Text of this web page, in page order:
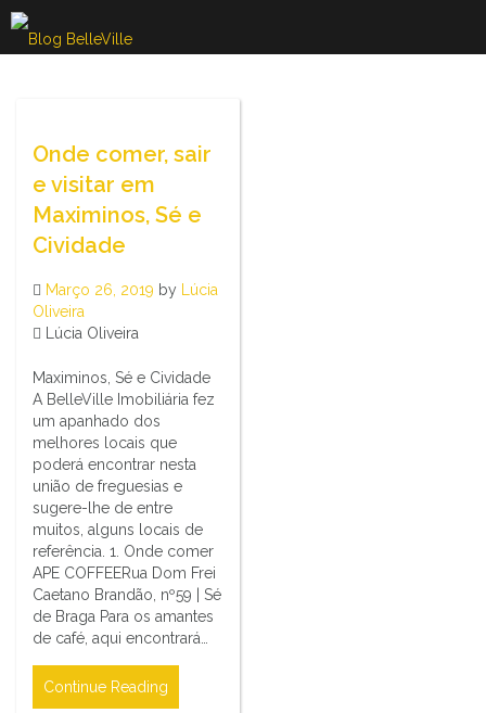
Skip
to
content
Onde comer, sair
e visitar em
Maximinos, Sé e
Cividade
Março 26, 2019 by Lúcia
Oliveira
Lúcia Oliveira
Maximinos, Sé e Cividade
A BelleVille Imobiliária fez
um apanhado dos
melhores locais que
poderá encontrar nesta
união de freguesias e
sugere-lhe de entre
muitos, alguns locais de
referência. 1. Onde comer
APE COFFEERua Dom Frei
Caetano Brandão, nº59 | Sé
de Braga Para os amantes
de café, aqui encontrará…
Continue Reading